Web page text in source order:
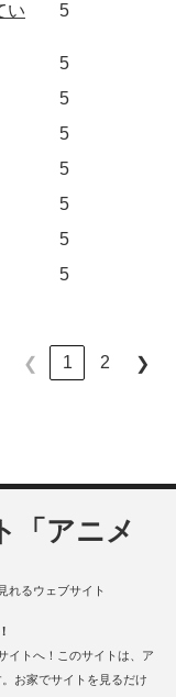
い
5
5
5
5
5
5
5
5
❮ 1 2 ❯
「アニメ
れるウェブサイト
イトへ！このサイトは、ア
お家でサイトを見るだけ